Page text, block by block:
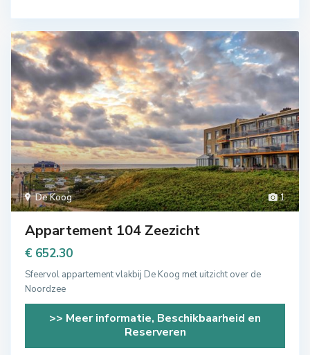
1
De Koog
Appartement 104 Zeezicht
€ 652.30
Sfeervol appartement vlakbij De Koog met uitzicht over de
Noordzee
>> Meer informatie, Beschikbaarheid en
Reserveren